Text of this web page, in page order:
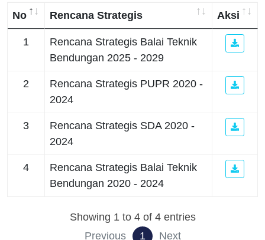
No Rencana Strategis Aksi
1
Rencana Strategis Balai Teknik
Bendungan 2025 - 2029
2
Rencana Strategis PUPR 2020 -
2024
3
Rencana Strategis SDA 2020 -
2024
4
Rencana Strategis Balai Teknik
Bendungan 2020 - 2024
Showing 1 to 4 of 4 entries
Previous
1 Next